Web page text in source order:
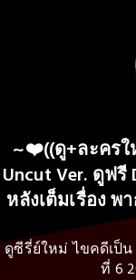
~❤️((ดู+ละครใ
Uncut Ver. ดูฟรี
หลังเต็มเรื่อง
ดูซีรี่ย์ใหม่ ไขคดีเป็น
ที่ 6